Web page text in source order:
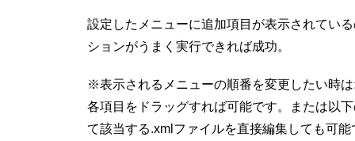
設定したメニューに追加項目が表示されてい
ションがうまく実行できれば成功。
※表示されるメニューの順番を変更したい時
各項目をドラッグすれば可能です。または以
て該当する.xmlファイルを直接編集しても可能